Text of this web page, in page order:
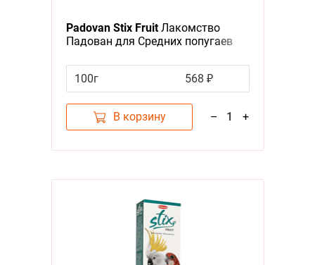
Padovan Stix FruitЛакомство
Падован для Средних попугаев
100г
568 ₽
В корзину – 1 +